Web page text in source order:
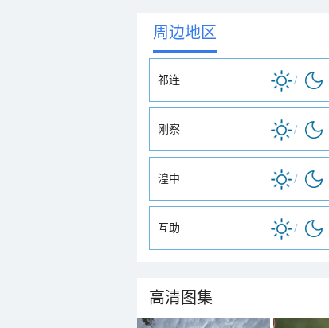
周边地区
祁连 /
刚察 /
湟中 /
互助 /
高清图集